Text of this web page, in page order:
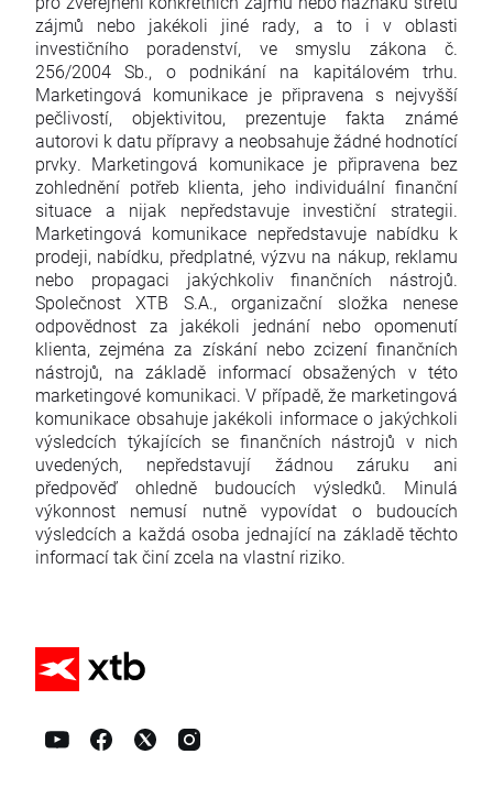
zájmů nebo jakékoli jiné rady, a to i v oblasti
investičního poradenství, ve smyslu zákona č.
256/2004 Sb., o podnikání na kapitálovém trhu.
Marketingová komunikace je připravena s nejvyšší
pečlivostí, objektivitou, prezentuje fakta známé
autorovi k datu přípravy a neobsahuje žádné hodnotící
prvky. Marketingová komunikace je připravena bez
zohlednění potřeb klienta, jeho individuální finanční
situace a nijak nepředstavuje investiční strategii.
Marketingová komunikace nepředstavuje nabídku k
prodeji, nabídku, předplatné, výzvu na nákup, reklamu
nebo propagaci jakýchkoliv finančních nástrojů.
Společnost XTB S.A., organizační složka nenese
odpovědnost za jakékoli jednání nebo opomenutí
klienta, zejména za získání nebo zcizení finančních
nástrojů, na základě informací obsažených v této
marketingové komunikaci. V případě, že marketingová
komunikace obsahuje jakékoli informace o jakýchkoli
výsledcích týkajících se finančních nástrojů v nich
uvedených, nepředstavují žádnou záruku ani
předpověď ohledně budoucích výsledků. Minulá
výkonnost nemusí nutně vypovídat o budoucích
výsledcích a každá osoba jednající na základě těchto
informací tak činí zcela na vlastní riziko.